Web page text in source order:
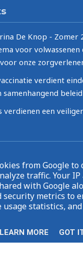
De Knop - Zomer
voor volwassenen
onze
verdient
beleid
verdienen een
|UP-TO-DATE
from Google to
traffic. Your
with Google
security metrics to
usage statistics,
LEARN MORE GOT